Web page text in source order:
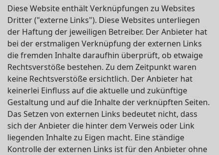
Diese Website enthält Verknüpfungen zu Websites
Dritter ("externe Links"). Diese Websites unterliegen
der Haftung der jeweiligen Betreiber. Der Anbieter hat
bei der erstmaligen Verknüpfung der externen Links
die fremden Inhalte daraufhin überprüft, ob etwaige
Rechtsverstöße bestehen. Zu dem Zeitpunkt waren
keine Rechtsverstöße ersichtlich. Der Anbieter hat
keinerlei Einfluss auf die aktuelle und zukünftige
Gestaltung und auf die Inhalte der verknüpften Seiten.
Das Setzen von externen Links bedeutet nicht, dass
sich der Anbieter die hinter dem Verweis oder Link
liegenden Inhalte zu Eigen macht. Eine ständige
Kontrolle der externen Links ist für den Anbieter ohne